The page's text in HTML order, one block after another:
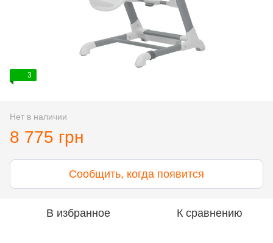
3
Нет в наличии
8 775 грн
Сообщить, когда появится
В избранное К сравнению